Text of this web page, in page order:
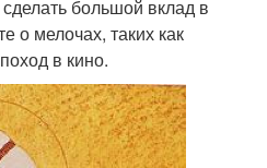
большой вклад в
о мелочах, таких как
в кино.